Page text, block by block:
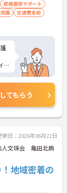
資格取得サポート
備
交通費支給
てもらう
新日：2026年06月22日
人文珠会 亀田北病
地域密着の